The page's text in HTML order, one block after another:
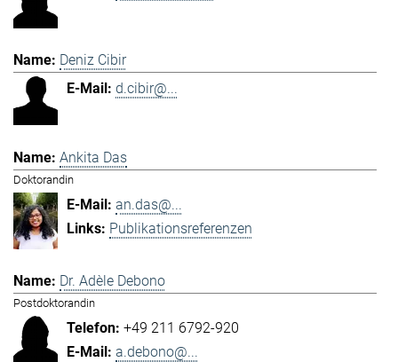
Deniz Cibir
d.cibir@...
Ankita Das
Doktorandin
an.das@...
Publikationsreferenzen
Dr. Adèle Debono
Postdoktorandin
+49 211 6792-920
a.debono@...